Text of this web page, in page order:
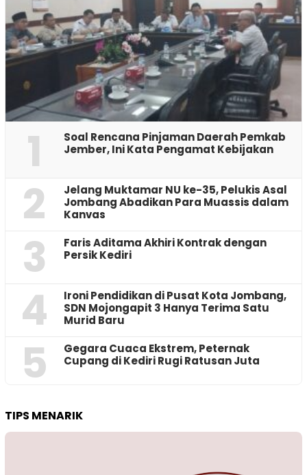
1
‎Soal Rencana Pinjaman Daerah Pemkab
Jember, Ini Kata Pengamat Kebijakan ‎
2
Jelang Muktamar NU ke-35, Pelukis Asal
Jombang Abadikan Para Muassis dalam
Kanvas
3
Faris Aditama Akhiri Kontrak dengan
Persik Kediri
4
Ironi Pendidikan di Pusat Kota Jombang,
SDN Mojongapit 3 Hanya Terima Satu
Murid Baru
5
‎Gegara Cuaca Ekstrem, Peternak
Cupang di Kediri Rugi Ratusan Juta
TIPS MENARIK